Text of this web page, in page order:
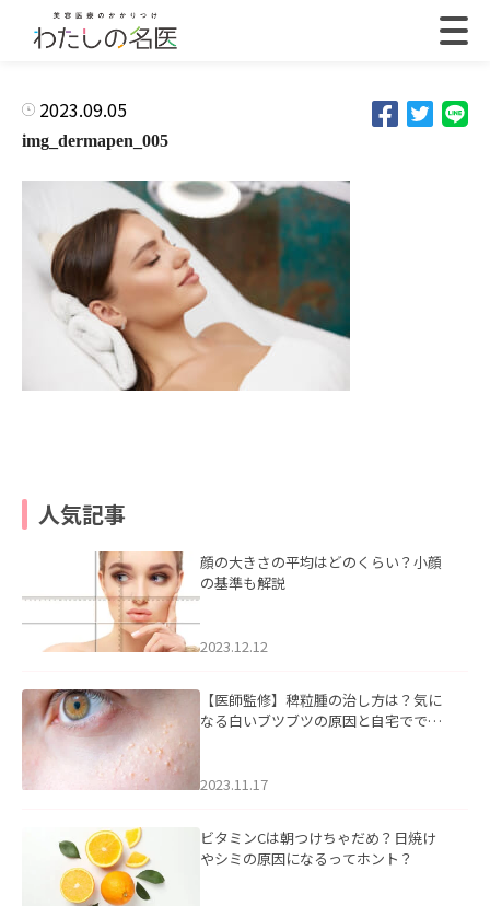
2023.09.05
img_dermapen_005
人気記事
顔の大きさの平均はどのくらい？小顔
の基準も解説
2023.12.12
【医師監修】稗粒腫の治し方は？気に
なる白いブツブツの原因と自宅ででき
2023.11.17
ビタミンCは朝つけちゃだめ？日焼け
やシミの原因になるってホント？